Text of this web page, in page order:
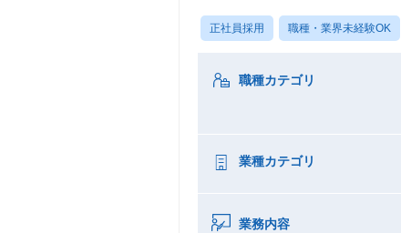
正社員採用 職種・業界未経験OK
職種カテゴリ
業種カテゴリ
業務内容